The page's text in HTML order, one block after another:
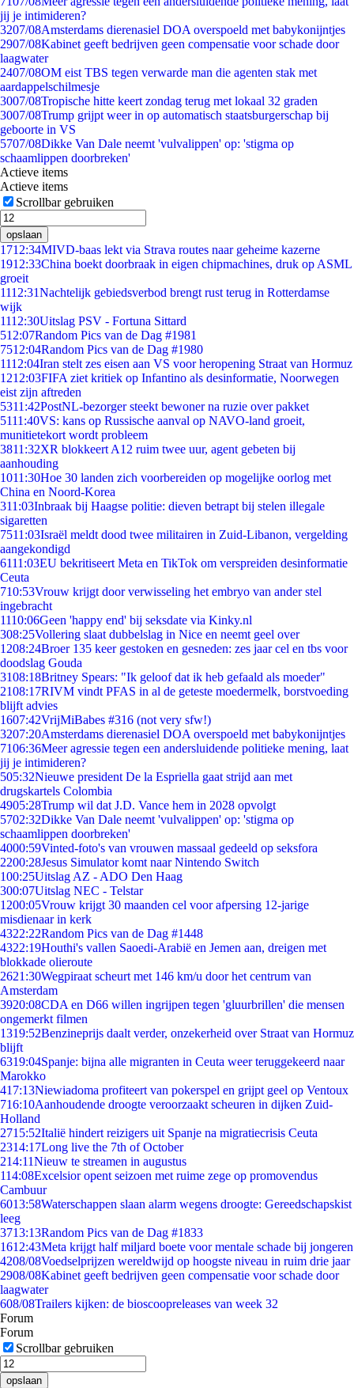
jij je intimideren?
3207/08Amsterdams dierenasiel DOA overspoeld met babykonijntjes
2907/08Kabinet geeft bedrijven geen compensatie voor schade door
laagwater
2407/08OM eist TBS tegen verwarde man die agenten stak met
aardappelschilmesje
3007/08Tropische hitte keert zondag terug met lokaal 32 graden
3007/08Trump grijpt weer in op automatisch staatsburgerschap bij
geboorte in VS
5707/08Dikke Van Dale neemt 'vulvalippen' op: 'stigma op
schaamlippen doorbreken'
Actieve items
Actieve items
Scrollbar gebruiken
opslaan
1712:34MIVD-baas lekt via Strava routes naar geheime kazerne
1912:33China boekt doorbraak in eigen chipmachines, druk op ASML
groeit
1112:31Nachtelijk gebiedsverbod brengt rust terug in Rotterdamse
wijk
1112:30Uitslag PSV - Fortuna Sittard
512:07Random Pics van de Dag #1981
7512:04Random Pics van de Dag #1980
1112:04Iran stelt zes eisen aan VS voor heropening Straat van Hormuz
1212:03FIFA ziet kritiek op Infantino als desinformatie, Noorwegen
eist zijn aftreden
5311:42PostNL-bezorger steekt bewoner na ruzie over pakket
5111:40VS: kans op Russische aanval op NAVO-land groeit,
munitietekort wordt probleem
3811:32XR blokkeert A12 ruim twee uur, agent gebeten bij
aanhouding
1011:30Hoe 30 landen zich voorbereiden op mogelijke oorlog met
China en Noord-Korea
311:03Inbraak bij Haagse politie: dieven betrapt bij stelen illegale
sigaretten
7511:03Israël meldt dood twee militairen in Zuid-Libanon, vergelding
aangekondigd
6111:03EU bekritiseert Meta en TikTok om verspreiden desinformatie
Ceuta
710:53Vrouw krijgt door verwisseling het embryo van ander stel
ingebracht
1110:06Geen 'happy end' bij seksdate via Kinky.nl
308:25Vollering slaat dubbelslag in Nice en neemt geel over
1208:24Broer 135 keer gestoken en gesneden: zes jaar cel en tbs voor
doodslag Gouda
3108:18Britney Spears: "Ik geloof dat ik heb gefaald als moeder"
2108:17RIVM vindt PFAS in al de geteste moedermelk, borstvoeding
blijft advies
1607:42VrijMiBabes #316 (not very sfw!)
3207:20Amsterdams dierenasiel DOA overspoeld met babykonijntjes
7106:36Meer agressie tegen een andersluidende politieke mening, laat
jij je intimideren?
505:32Nieuwe president De la Espriella gaat strijd aan met
drugskartels Colombia
4905:28Trump wil dat J.D. Vance hem in 2028 opvolgt
5702:32Dikke Van Dale neemt 'vulvalippen' op: 'stigma op
schaamlippen doorbreken'
4000:59Vinted-foto's van vrouwen massaal gedeeld op seksfora
2200:28Jesus Simulator komt naar Nintendo Switch
100:25Uitslag AZ - ADO Den Haag
300:07Uitslag NEC - Telstar
1200:05Vrouw krijgt 30 maanden cel voor afpersing 12-jarige
misdienaar in kerk
4322:22Random Pics van de Dag #1448
4322:19Houthi's vallen Saoedi-Arabië en Jemen aan, dreigen met
blokkade olieroute
2621:30Wegpiraat scheurt met 146 km/u door het centrum van
Amsterdam
3920:08CDA en D66 willen ingrijpen tegen 'gluurbrillen' die mensen
ongemerkt filmen
1319:52Benzineprijs daalt verder, onzekerheid over Straat van Hormuz
blijft
6319:04Spanje: bijna alle migranten in Ceuta weer teruggekeerd naar
Marokko
417:13Niewiadoma profiteert van pokerspel en grijpt geel op Ventoux
716:10Aanhoudende droogte veroorzaakt scheuren in dijken Zuid-
Holland
2715:52Italië hindert reizigers uit Spanje na migratiecrisis Ceuta
2314:17Long live the 7th of October
214:11Nieuw te streamen in augustus
114:08Excelsior opent seizoen met ruime zege op promovendus
Cambuur
6013:58Waterschappen slaan alarm wegens droogte: Gereedschapskist
leeg
3713:13Random Pics van de Dag #1833
1612:43Meta krijgt half miljard boete voor mentale schade bij jongeren
4208/08Voedselprijzen wereldwijd op hoogste niveau in ruim drie jaar
2908/08Kabinet geeft bedrijven geen compensatie voor schade door
laagwater
608/08Trailers kijken: de bioscoopreleases van week 32
Forum
Forum
Scrollbar gebruiken
opslaan